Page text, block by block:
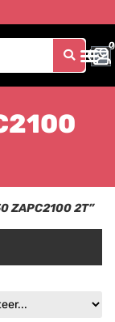
0
0
ZAPC2100 2T”